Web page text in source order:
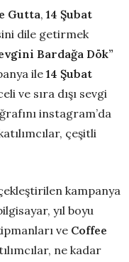
Gutta, 14 Şubat
dile getirmek
Bardağa Dök”
ile14 Şubat
ve sıra dışı sevgi
instagram’da
çeşitli
kampanya
yıl boyu
ve Coffee
ne kadar